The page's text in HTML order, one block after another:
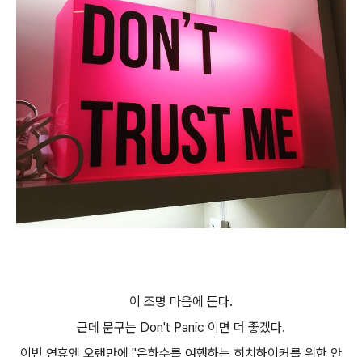
이 조명 마음에 든다.
근데 문구는 Don't Panic 이면 더 좋겠다.
이번 연휴엔 오랜만에 "은하수를 여행하는 히치하이커를 위한 안